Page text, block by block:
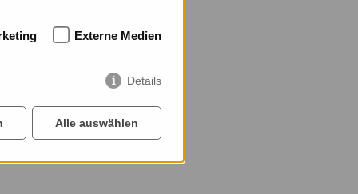
Externe Medien
Details
Alle auswählen